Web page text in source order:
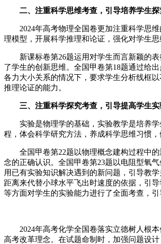
二、注重科学思维考查，引导培养学生
2024年高考物理全国卷更加注重科学思维
理模型，开展科学推理和论证，强化对学生
新课标卷第26题运用对学生而言新颖的表
了学生的创新思维。全国甲卷第18题通过给
各力大小关系的情况下，要求学生分析线框
推理论证的能力。
三、注重科学探究考查，引导提高学生实
实验是物理学的基础，实验教学是培养学
程，体会科学研究方法，养成科学思维习惯
全国甲卷第22题以物理概念建构过程中的
念的正确认识。全国甲卷第23题以电阻型氧
用已有实验知识解决遇到的新问题，引导教
距离来代替小球水平飞出时速度的依据，引
等方面对学生的实验能力进行了全面考查，
2024年高考化学全国卷落实立德树人根本
高考改革理念。在试题命制时，加强问题设